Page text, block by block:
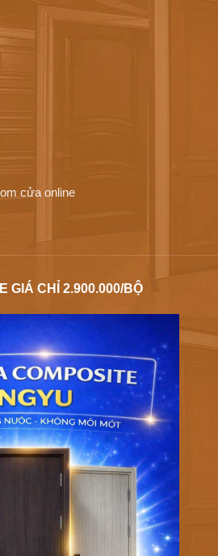
cửa online
GIÁ CHỈ 2.900.000/BỘ